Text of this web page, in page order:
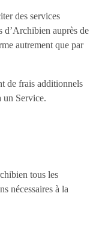
des services
d’Archibien auprès de
autrement que par
de frais additionnels
un Service.
tous les
nécessaires à la